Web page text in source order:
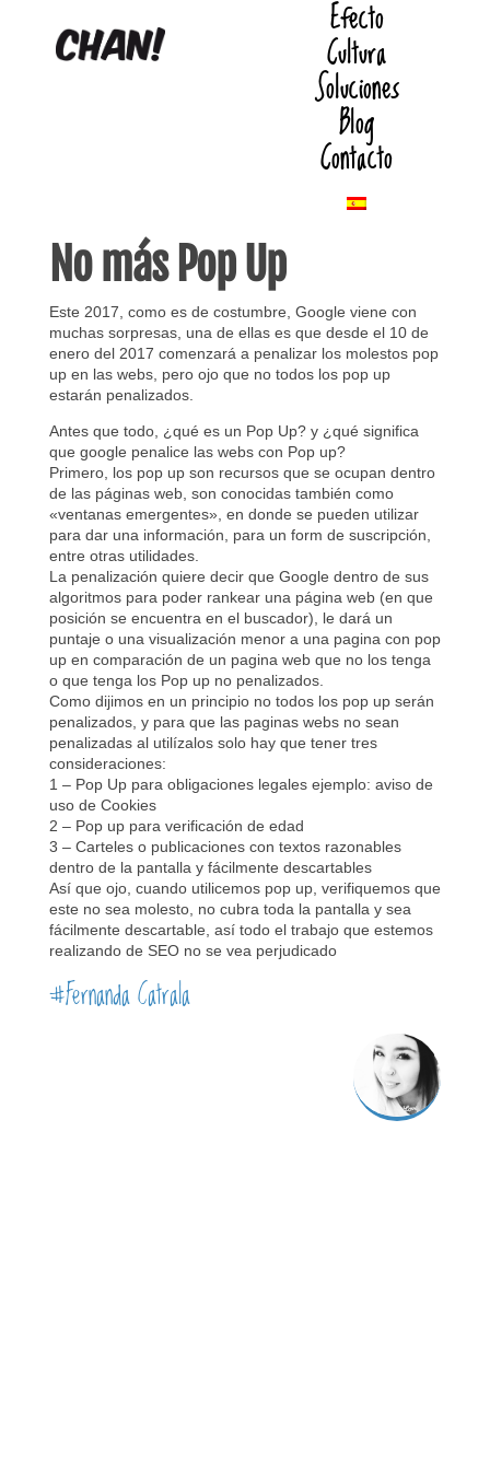
Efecto
Cultura
Soluciones
Blog
Contacto
No más Pop Up
Este 2017, como es de costumbre, Google viene con
muchas sorpresas, una de ellas es que desde el 10 de
enero del 2017 comenzará a penalizar los molestos pop
up en las webs, pero ojo que no todos los pop up
estarán penalizados.
Antes que todo, ¿qué es un Pop Up? y ¿qué significa
que google penalice las webs con Pop up?
Primero, los pop up son recursos que se ocupan dentro
de las páginas web, son conocidas también como
«ventanas emergentes», en donde se pueden utilizar
para dar una información, para un form de suscripción,
entre otras utilidades.
La penalización quiere decir que Google dentro de sus
algoritmos para poder rankear una página web (en que
posición se encuentra en el buscador), le dará un
puntaje o una visualización menor a una pagina con pop
up en comparación de un pagina web que no los tenga
o que tenga los Pop up no penalizados.
Como dijimos en un principio no todos los pop up serán
penalizados, y para que las paginas webs no sean
penalizadas al utilízalos solo hay que tener tres
consideraciones:
1 – Pop Up para obligaciones legales ejemplo: aviso de
uso de Cookies
2 – Pop up para verificación de edad
3 – Carteles o publicaciones con textos razonables
dentro de la pantalla y fácilmente descartables
Así que ojo, cuando utilicemos pop up, verifiquemos que
este no sea molesto, no cubra toda la pantalla y sea
fácilmente descartable, así todo el trabajo que estemos
realizando de SEO no se vea perjudicado
#Fernanda Catrala